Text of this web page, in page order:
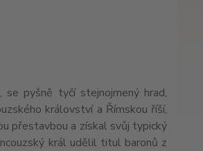
se pyšně tyčí stejnojmený hrad,
království a Římskou říší,
přestavbou a získal svůj typický
král udělil titul baronů z